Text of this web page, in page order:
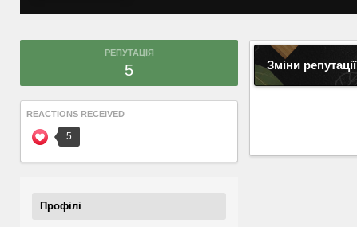
РЕПУТАЦІЯ
5
REACTIONS RECEIVED
5
Профілі
Зміни репутації